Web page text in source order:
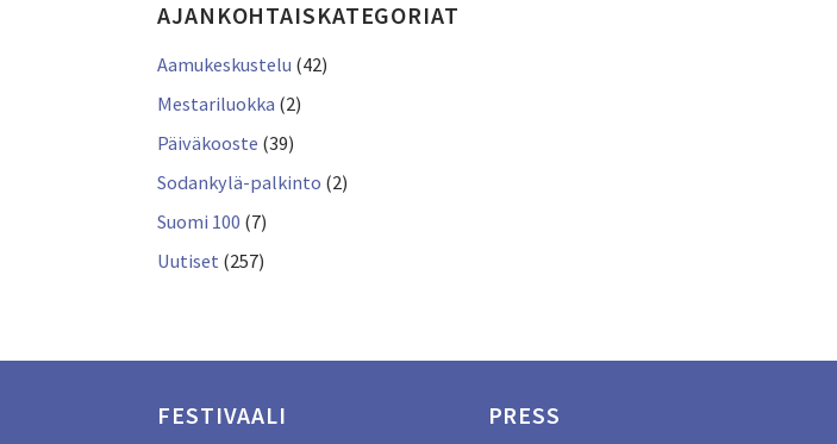
AJANKOHTAISKATEGORIAT
Aamukeskustelu (42)
Mestariluokka (2)
Päiväkooste (39)
Sodankylä-palkinto (2)
Suomi 100 (7)
Uutiset (257)
FESTIVAALI PRESS